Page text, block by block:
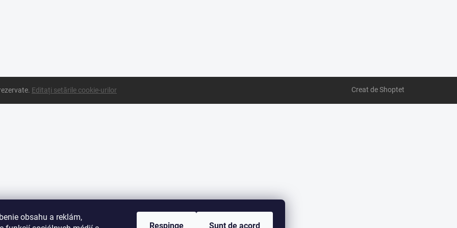
obsahu a reklám,
Respinge Sunt de acord
Creat de Shoptet
Editați setările cookie-urilor